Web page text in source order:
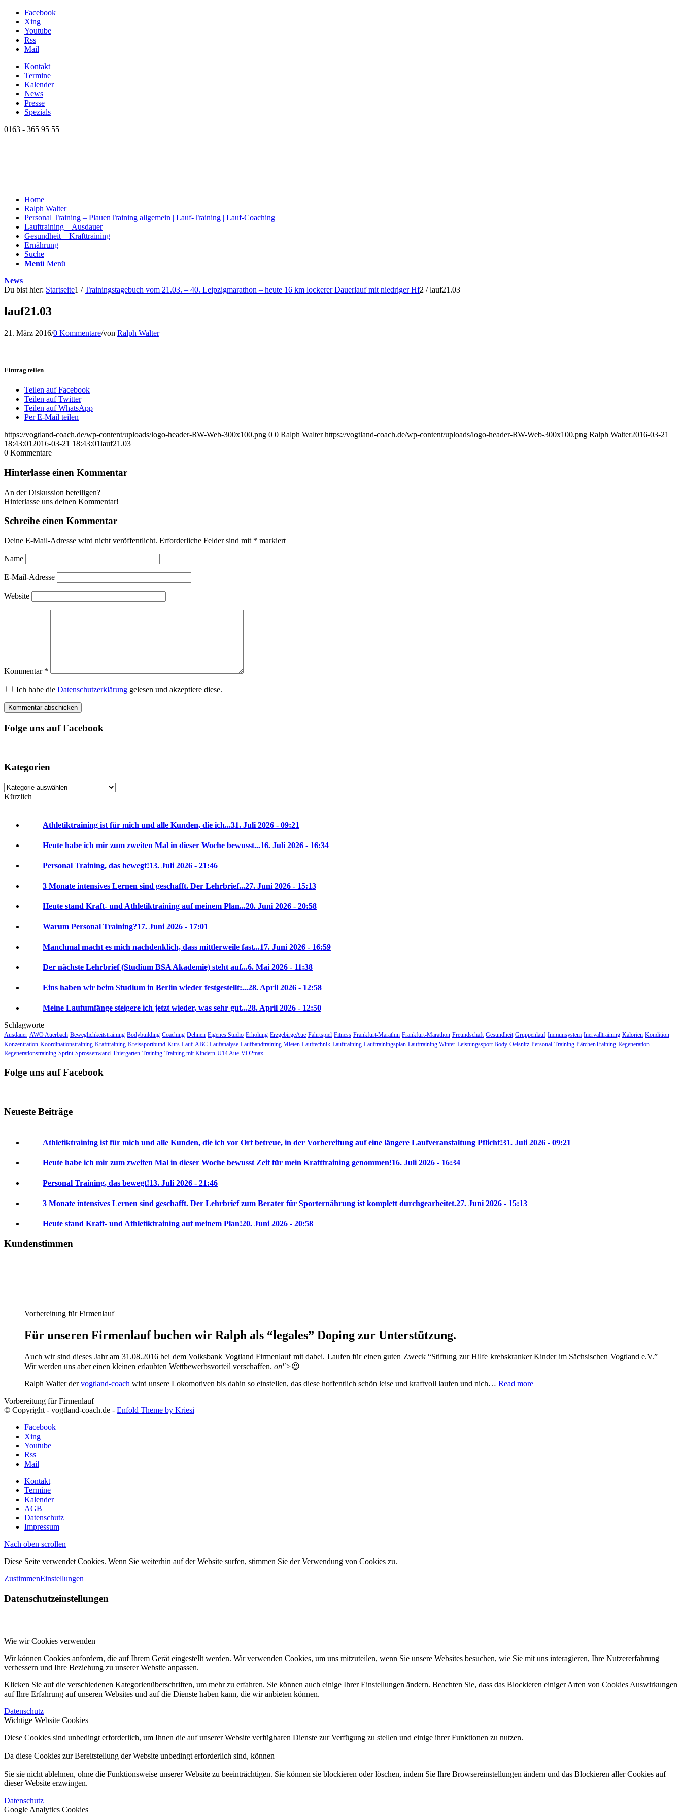
Facebook
Xing
Youtube
Rss
Mail
Kontakt
Termine
Kalender
News
Presse
Spezials
0163 - 365 95 55
Home
Ralph Walter
Personal Training – PlauenTraining allgemein | Lauf-Training | Lauf-Coaching
Lauftraining – Ausdauer
Gesundheit – Krafttraining
Ernährung
Suche
Menü Menü
News
Du bist hier: Startseite1 / Trainingstagebuch vom 21.03. – 40. Leipzigmarathon – heute 16 km lockerer Dauerlauf mit niedriger Hf2 / lauf21.03
lauf21.03
21. März 2016/0 Kommentare/von Ralph Walter
Eintrag teilen
Teilen auf Facebook
Teilen auf Twitter
Teilen auf WhatsApp
Per E-Mail teilen
https://vogtland-coach.de/wp-content/uploads/logo-header-RW-Web-300x100.png 0 0 Ralph Walter https://vogtland-coach.de/wp-content/uploads/logo-header-RW-Web-300x100.png Ralph Walter2016-03-21
18:43:01 2016-03-21 18:43:01lauf21.03
0 Kommentare
Hinterlasse einen Kommentar
An der Diskussion beteiligen?
Hinterlasse uns deinen Kommentar!
Schreibe einen Kommentar
Deine E-Mail-Adresse wird nicht veröffentlicht. Erforderliche Felder sind mit * markiert
Name
E-Mail-Adresse
Website
Kommentar *
Ich habe die Datenschutzerklärung gelesen und akzeptiere diese.
Folge uns auf Facebook
Kategorien
Kategorien
Kürzlich
Athletiktraining ist für mich und alle Kunden, die ich...31. Juli 2026 - 09:21
Heute habe ich mir zum zweiten Mal in dieser Woche bewusst...16. Juli 2026 - 16:34
Personal Training, das bewegt!13. Juli 2026 - 21:46
3 Monate intensives Lernen sind geschafft. Der Lehrbrief...27. Juni 2026 - 15:13
Heute stand Kraft- und Athletiktraining auf meinem Plan...20. Juni 2026 - 20:58
Warum Personal Training?17. Juni 2026 - 17:01
Manchmal macht es mich nachdenklich, dass mittlerweile fast...17. Juni 2026 - 16:59
Der nächste Lehrbrief (Studium BSA Akademie) steht auf...6. Mai 2026 - 11:38
Eins haben wir beim Studium in Berlin wieder festgestellt:...28. April 2026 - 12:58
Meine Laufumfänge steigere ich jetzt wieder, was sehr gut...28. April 2026 - 12:50
Schlagworte
Ausdauer AWO Auerbach Beweglichkeitstraining Bodybuilding Coaching Dehnen Eigenes Studio Erholung ErzgebirgeAue Fahrtspiel Fitness Frankfurt-Marathin Frankfurt-Marathon Freundschaft Gesundheit Gruppenlauf Immunsystem Inervalltraining Kalorien Kondition
Konzentration Koordinationstraining Krafttraining Kreissportbund Kurs Lauf-ABC Laufanalyse Laufbandtraining Mieten Lauftechnik Lauftraining Lauftrainingsplan Lauftraining Winter Leistungssport Body Oelsnitz Personal-Training PärchenTraining Regeneration
Regenerationstraining Sprint Sprossenwand Thiergarten Training Training mit Kindern U14 Aue VO2max
Folge uns auf Facebook
Neueste Beiträge
Athletiktraining ist für mich und alle Kunden, die ich vor Ort betreue, in der Vorbereitung auf eine längere Laufveranstaltung Pflicht!31. Juli 2026 - 09:21
Heute habe ich mir zum zweiten Mal in dieser Woche bewusst Zeit für mein Krafttraining genommen!16. Juli 2026 - 16:34
Personal Training, das bewegt!13. Juli 2026 - 21:46
3 Monate intensives Lernen sind geschafft. Der Lehrbrief zum Berater für Sporternährung ist komplett durchgearbeitet.27. Juni 2026 - 15:13
Heute stand Kraft- und Athletiktraining auf meinem Plan!20. Juni 2026 - 20:58
Kundenstimmen
Vorbereitung für Firmenlauf
Für unseren Firmenlauf buchen wir Ralph als “legales” Doping zur Unterstützung.
Auch wir sind dieses Jahr am 31.08.2016 bei dem Volksbank Vogtland Firmenlauf mit dabei. Laufen für einen guten Zweck “Stiftung zur Hilfe krebskranker Kinder im Sächsischen Vogtland e.V.”
Wir werden uns aber einen kleinen erlaubten Wettbewerbsvorteil verschaffen. on">😉
Ralph Walter dervogtland-coach wird unsere Lokomotiven bis dahin so einstellen, das diese hoffentlich schön leise und kraftvoll laufen und nich… Read more
Vorbereitung für Firmenlauf
© Copyright - vogtland-coach.de - Enfold Theme by Kriesi
Facebook
Xing
Youtube
Rss
Mail
Kontakt
Termine
Kalender
AGB
Datenschutz
Impressum
Nach oben scrollen
Diese Seite verwendet Cookies. Wenn Sie weiterhin auf der Website surfen, stimmen Sie der Verwendung von Cookies zu.
ZustimmenEinstellungen
Datenschutzeinstellungen
Wie wir Cookies verwenden
Wir können Cookies anfordern, die auf Ihrem Gerät eingestellt werden. Wir verwenden Cookies, um uns mitzuteilen, wenn Sie unsere Websites besuchen, wie Sie mit uns interagieren, Ihre Nutzererfahrung
verbessern und Ihre Beziehung zu unserer Website anpassen.
Klicken Sie auf die verschiedenen Kategorienüberschriften, um mehr zu erfahren. Sie können auch einige Ihrer Einstellungen ändern. Beachten Sie, dass das Blockieren einiger Arten von Cookies Auswirkungen
auf Ihre Erfahrung auf unseren Websites und auf die Dienste haben kann, die wir anbieten können.
Datenschutz
Wichtige Website Cookies
Diese Cookies sind unbedingt erforderlich, um Ihnen die auf unserer Website verfügbaren Dienste zur Verfügung zu stellen und einige ihrer Funktionen zu nutzen.
Da diese Cookies zur Bereitstellung der Website unbedingt erforderlich sind, können
Sie sie nicht ablehnen, ohne die Funktionsweise unserer Website zu beeinträchtigen. Sie können sie blockieren oder löschen, indem Sie Ihre Browsereinstellungen ändern und das Blockieren aller Cookies auf
dieser Website erzwingen.
Datenschutz
Google Analytics Cookies